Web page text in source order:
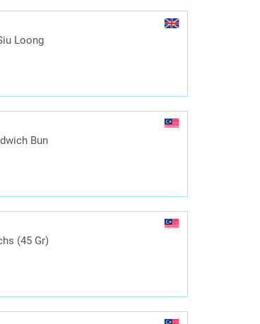
Loong
Bun
(45 Gr)